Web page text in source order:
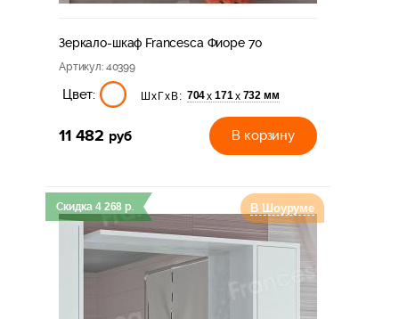
Зеркало-шкаф Francesca Фиоре 70
Артикул: 40399
Цвет: ШхГхВ: 704х 171х 732 мм
11 482 руб В корзину
Скидка 4 268 р. В Шоуруме